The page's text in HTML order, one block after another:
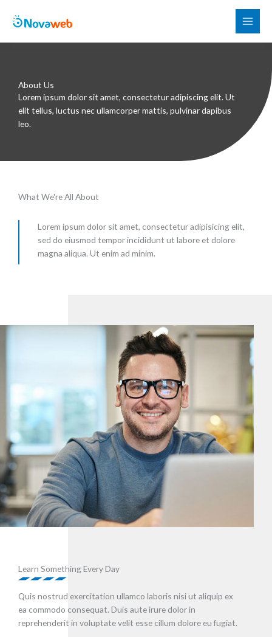
About Us
Lorem ipsum dolor sit amet, consectetur adipiscing elit. Ut
elit tellus, luctus nec ullamcorper mattis, pulvinar dapibus
leo.
What We're All About
Lorem ipsum dolor sit amet, consectetur adipisicing elit,
sed do eiusmod tempor incididunt ut labore et dolore
magna aliqua. Ut enim ad minim.
Learn Something Every Day
Quis nostrud exercitation ullamco laboris nisi ut aliquip ex
ea commodo consequat. Duis aute irure dolor in
reprehenderit in voluptate velit esse cillum dolore eu fugiat.